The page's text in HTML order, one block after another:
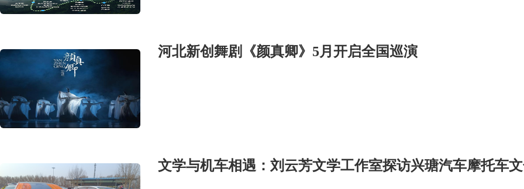
河北新创舞剧《颜真卿》5月开启全国巡演
文学与机车相遇：刘云芳文学工作室探访兴瑭汽车摩托车